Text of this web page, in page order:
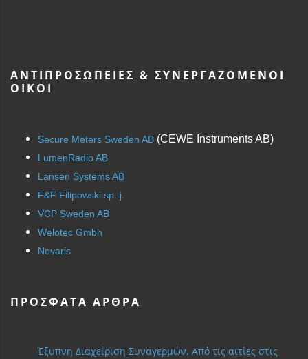
ΑΝΤΙΠΡΟΣΩΠΕΊΕΣ & ΣΥΝΕΡΓΑΖΌΜΕΝΟΙ
ΟΊΚΟΙ
Secure Meters Sweden AB (CEWE Instruments AB)
LumenRadio AB
Lansen Systems AB
F&F Filipowski sp. j.
VCP Sweden AB
Welotec Gmbh
Novaris
ΠΡΌΣΦΑΤΑ ΆΡΘΡΑ
Έξυπνη Διαχείριση Συναγερμών. Από τις αιτίες στις